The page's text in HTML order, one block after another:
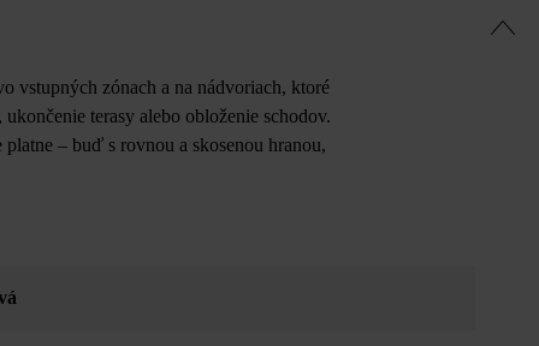
vstupných zónach a na nádvoriach, ktoré
terasy alebo obloženie schodov.
– buď s rovnou a skosenou hranou,